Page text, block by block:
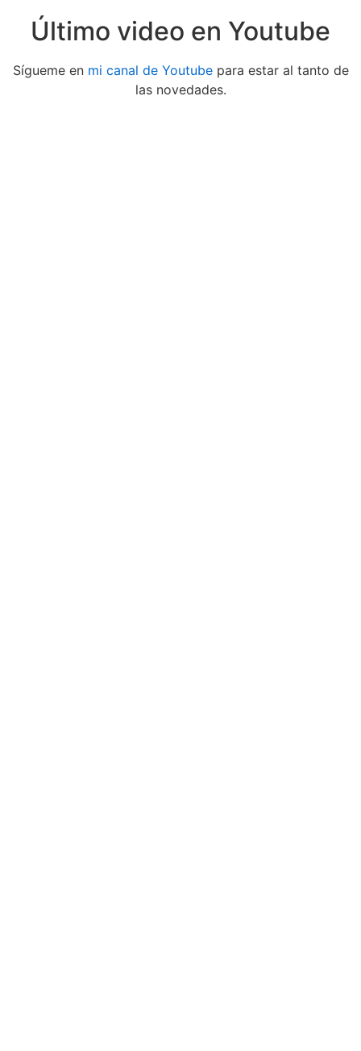
Último video en Youtube
Sígueme en mi canal de Youtubepara estar al tanto de
las novedades.